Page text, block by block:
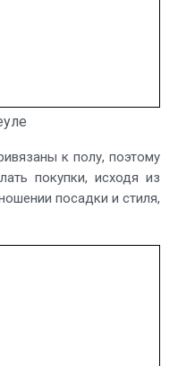
к полу, поэтому
покупки, исходя из
посадки и стиля,